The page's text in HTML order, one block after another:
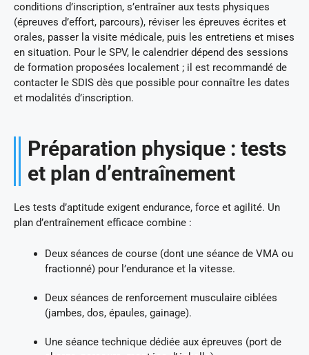
conditions d’inscription, s’entraîner aux tests physiques
(épreuves d’effort, parcours), réviser les épreuves écrites et
orales, passer la visite médicale, puis les entretiens et mises
en situation. Pour le SPV, le calendrier dépend des sessions
de formation proposées localement ; il est recommandé de
contacter le SDIS dès que possible pour connaître les dates
et modalités d’inscription.
Préparation physique : tests
et plan d’entraînement
Les tests d’aptitude exigent endurance, force et agilité. Un
plan d’entraînement efficace combine :
Deux séances de course (dont une séance de VMA ou
fractionné) pour l’endurance et la vitesse.
Deux séances de renforcement musculaire ciblées
(jambes, dos, épaules, gainage).
Une séance technique dédiée aux épreuves (port de